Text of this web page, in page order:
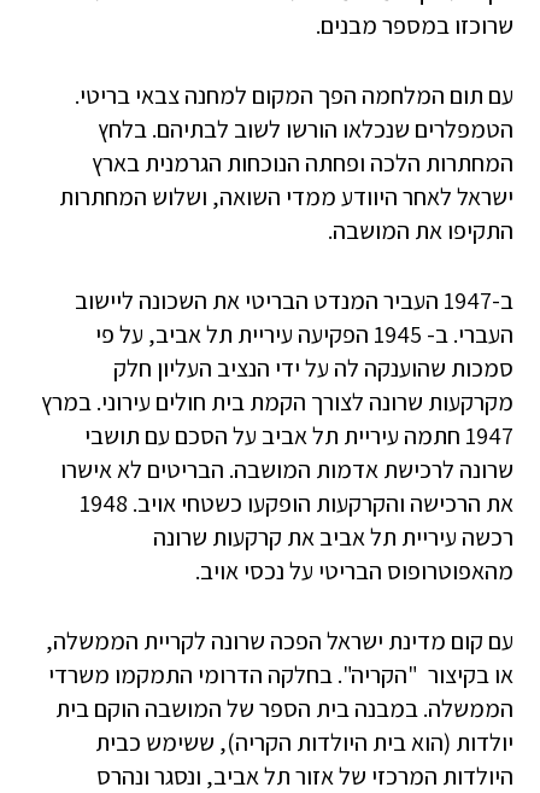
שרוכזו במספר מבנים.
עם תום המלחמה הפך המקום למחנה צבאי בריטי.
הטמפלרים שנכלאו הורשו לשוב לבתיהם. בלחץ
המחתרות הלכה ופחתה הנוכחות הגרמנית בארץ
ישראל לאחר היוודע ממדי השואה, ושלוש המחתרות
התקיפו את המושבה.
ב-1947 העביר המנדט הבריטי את השכונה ליישוב
העברי. ב- 1945 הפקיעה עיריית תל אביב, על פי
סמכות שהוענקה לה על ידי הנציב העליון חלק
מקרקעות שרונה לצורך הקמת בית חולים עירוני. במרץ
1947 חתמה עיריית תל אביב על הסכם עם תושבי
שרונה לרכישת אדמות המושבה. הבריטים לא אישרו
את הרכישה והקרקעות הופקעו כשטחי אויב. 1948
רכשה עיריית תל אביב את קרקעות שרונה
מהאפוטרופוס הבריטי על נכסי אויב.
עם קום מדינת ישראל הפכה שרונה לקריית הממשלה,
או בקיצור "הקריה". בחלקה הדרומי התמקמו משרדי
הממשלה. במבנה בית הספר של המושבה הוקם בית
יולדות (הוא בית היולדות הקריה), ששימש כבית
היולדות המרכזי של אזור תל אביב, ונסגר ונהרס